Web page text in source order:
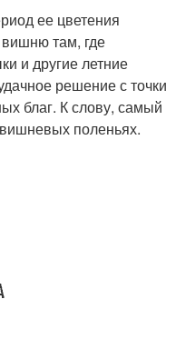
ее цветения
там, где
и другие летние
решение с точки
благ. К слову, самый
поленьях.